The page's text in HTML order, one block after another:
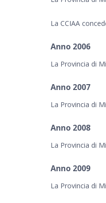
La CCIAA
Anno 2006
La Provincia di
Anno 2007
La Provincia di
Anno 2008
La Provincia di
Anno 2009
La Provincia di